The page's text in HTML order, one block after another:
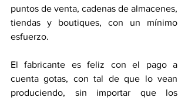
puntos de venta, cadenas de almacenes,
tiendas y boutiques, con un mínimo
esfuerzo.
El fabricante es feliz con el pago a
cuenta gotas, con tal de que lo vean
produciendo, sin importar que los